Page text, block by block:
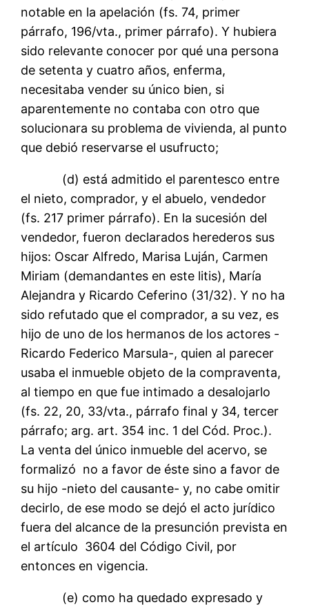
notable en la apelación (fs. 74, primer
párrafo, 196/vta., primer párrafo). Y hubiera
sido relevante conocer por qué una persona
de setenta y cuatro años, enferma,
necesitaba vender su único bien, si
aparentemente no contaba con otro que
solucionara su problema de vivienda, al punto
que debió reservarse el usufructo;
(d) está admitido el parentesco entre
el nieto, comprador, y el abuelo, vendedor
(fs. 217 primer párrafo). En la sucesión del
vendedor, fueron declarados herederos sus
hijos: Oscar Alfredo, Marisa Luján, Carmen
Miriam (demandantes en este litis), María
Alejandra y Ricardo Ceferino (31/32). Y no ha
sido refutado que el comprador, a su vez, es
hijo de uno de los hermanos de los actores -
Ricardo Federico Marsula-, quien al parecer
usaba el inmueble objeto de la compraventa,
al tiempo en que fue intimado a desalojarlo
(fs. 22, 20, 33/vta., párrafo final y 34, tercer
párrafo; arg. art. 354 inc. 1 del Cód. Proc.).
La venta del único inmueble del acervo, se
formalizó no a favor de éste sino a favor de
su hijo -nieto del causante- y, no cabe omitir
decirlo, de ese modo se dejó el acto jurídico
fuera del alcance de la presunción prevista en
el artículo 3604 del Código Civil, por
entonces en vigencia.
(e) como ha quedado expresado y